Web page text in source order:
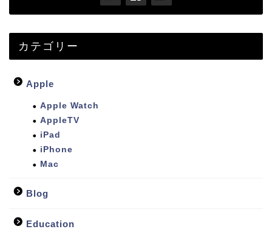
カテゴリー
Apple
Apple Watch
AppleTV
iPad
iPhone
Mac
Blog
Education